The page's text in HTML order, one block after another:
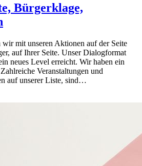
Bürgerklage,
mit unseren Aktionen auf der Seite
auf Ihrer Seite. Unser Dialogformat
neues Level erreicht. Wir haben ein
Veranstaltungen und
auf unserer Liste, sind…